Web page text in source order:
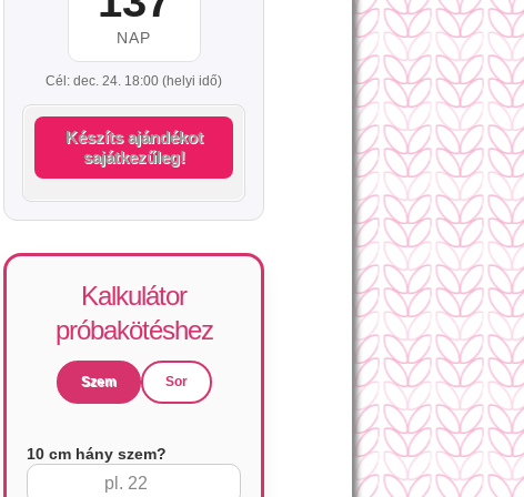
NAP
Cél: dec. 24. 18:00 (helyi idő)
Készíts ajándékot
sajátkezűleg!
Kalkulátor
próbakötéshez
Szem Sor
10 cm hány szem?